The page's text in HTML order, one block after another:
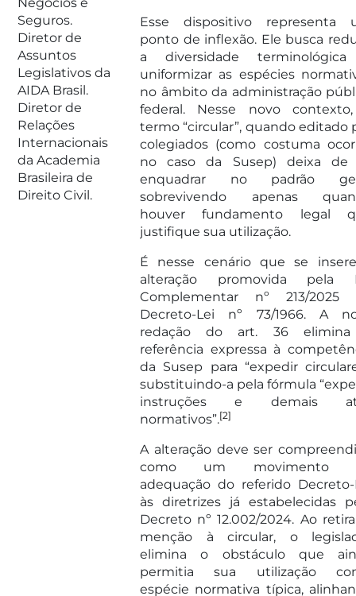
Negócios e
Seguros.
Diretor de
Assuntos
Legislativos da
AIDA Brasil.
Diretor de
Relações
Internacionais
da Academia
Brasileira de
Direito Civil.
Esse dispositivo representa
ponto de inflexão. Ele busca
a diversidade
uniformizar as espécies
no âmbito da administração
federal. Nesse novo
termo “circular”, quando editado
colegiados (como costuma
no caso da Susep) deixa de
enquadrar no padrão
sobrevivendo apenas
houver fundamento legal
justifique sua utilização.
É nesse cenário que se
alteração promovida pela
Complementar nº 213/2025
Decreto-Lei nº 73/1966. A
redação do art. 36
referência expressa à
da Susep para “expedir
substituindo-a pela fórmula
instruções e demais
normativos”.[2]
A alteração deve ser
como um movimento
adequação do referido Decreto-
às diretrizes já estabelecidas
Decreto nº 12.002/2024. Ao
menção à circular, o
elimina o obstáculo que
permitia sua utilização
espécie normativa típica,